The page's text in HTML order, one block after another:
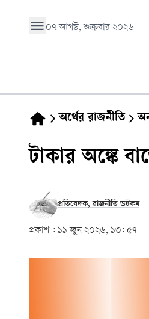
০৭ আগস্ট, শুক্রবার ২০২৬
অর্থের রাজনীতি
টাকার অঙ্কে
প্রতিবেদক, রাজনীতি ডটকম
প্রকাশ : ১১ জুন ২০২৬, ১৩: ৫৭